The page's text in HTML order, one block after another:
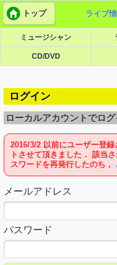
トップ ライブ
ミュージシャン
CD/DVD
ログイン
ローカルアカウントでロ
2016/3/2 以前にユーザー登
トさせて頂きました． 該当
スワードを再発行したのち，
メールアドレス
パスワード